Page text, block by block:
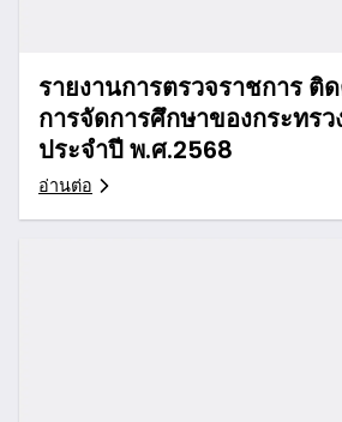
รายงานการตรวจราชการ ติ
การจัดการศึกษาของกระทร
ประจำปี พ.ศ.2568
อ่านต่อ